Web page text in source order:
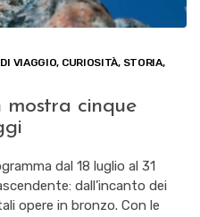
VIAGGIO, CURIOSITÀ, STORIA,
cinque
dal 18 luglio al 31
dall’incanto dei
opere in bronzo. Con le